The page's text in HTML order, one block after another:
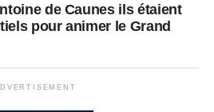
de Caunes ils étaient
pour animer le Grand